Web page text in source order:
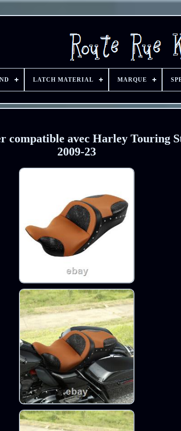
LATCH MATERIAL MARQUE
compatible avec Harley Touring
2009-23